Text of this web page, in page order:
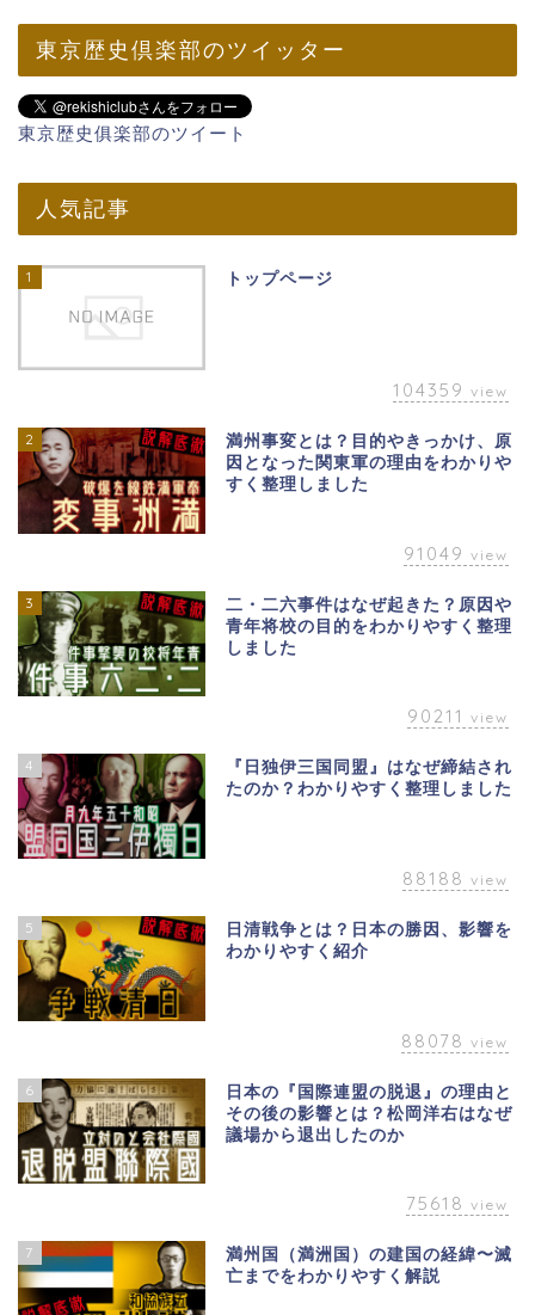
東京歴史倶楽部のツイッター
東京歴史俱楽部のツイート
人気記事
1 トップページ
104359 view
2
満州事変とは？目的やきっかけ、原
因となった関東軍の理由をわかりや
すく整理しました
91049 view
3
二・二六事件はなぜ起きた？原因や
青年将校の目的をわかりやすく整理
しました
90211 view
4
『日独伊三国同盟』はなぜ締結され
たのか？わかりやすく整理しました
88188 view
5
日清戦争とは？日本の勝因、影響を
わかりやすく紹介
88078 view
6
日本の『国際連盟の脱退』の理由と
その後の影響とは？松岡洋右はなぜ
議場から退出したのか
75618 view
7
満州国（満洲国）の建国の経緯〜滅
亡までをわかりやすく解説